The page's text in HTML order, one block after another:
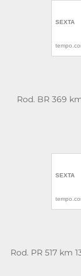
Rod. BR 369
Rod. PR 517 km